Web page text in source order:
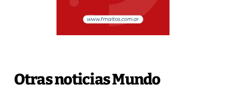
Otras noticias Mundo